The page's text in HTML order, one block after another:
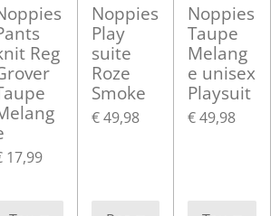
Reg
17,99
Noppies
Play
suite
Roze
Smoke
€ 49,98
Noppies
Taupe
Melang
e unisex
Playsuit
€ 49,98